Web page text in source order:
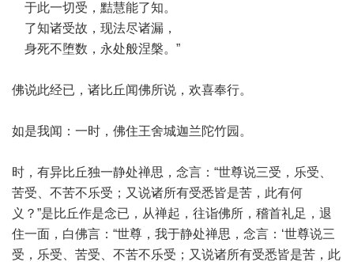
于此一切受，黠慧能了知。
了知诸受故，现法尽诸漏，
身死不堕数，永处般涅槃。”
佛说此经已，诸比丘闻佛所说，欢喜奉行。
如是我闻：一时，佛住王舍城迦兰陀竹园。
时，有异比丘独一静处禅思，念言：“世尊说三受，乐受、
苦受、不苦不乐受；又说诸所有受悉皆是苦，此有何
义？”是比丘作是念已，从禅起，往诣佛所，稽首礼足，退
住一面，白佛言：“世尊，我于静处禅思，念言：‘世尊说三
受，乐受、苦受、不苦不乐受；又说诸所有受悉皆是苦，此